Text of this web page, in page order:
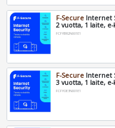
F-Secure Internet
2 vuotta, 1 laite, e-
FCFYBR2N001E1
F-Secure Internet
3 vuotta, 1 laite, e-
FCFYOE3N001E1